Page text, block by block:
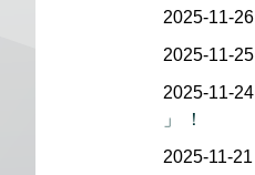
2025-11-26
2025-11-25
2025-11-24
」 ！
2025-11-21